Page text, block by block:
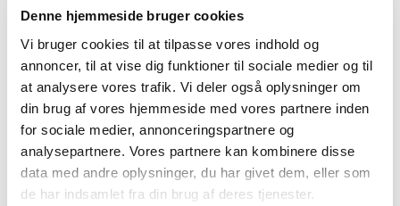
Denne hjemmeside bruger cookies
Vi bruger cookies til at tilpasse vores indhold og
annoncer, til at vise dig funktioner til sociale medier og til
at analysere vores trafik. Vi deler også oplysninger om
din brug af vores hjemmeside med vores partnere inden
for sociale medier, annonceringspartnere og
analysepartnere. Vores partnere kan kombinere disse
data med andre oplysninger, du har givet dem, eller som
de har indsamlet fra din brug af deres tjenester.
Hemangiol. Lægemidlet får ikke generelt tilskud
Alle (2506)
TID
2026 (84)
2025 (158)
2024 (224)